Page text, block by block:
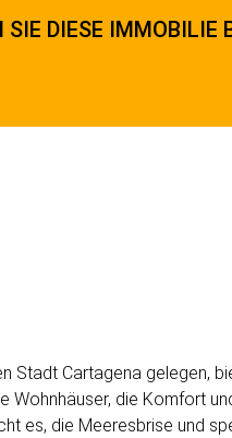
SIE DIESE IMMOBILIE
Stadt Cartagena gelegen,
Wohnhäuser, die Komfort
es, die Meeresbrise und